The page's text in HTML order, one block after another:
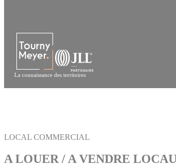
La connaissance des territoires
LOCAL COMMERCIAL
A LOUER / A VENDRE